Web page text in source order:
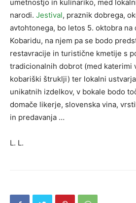
umetnostjo in kulinariko, med
narodi. Jestival, praznik dobrega,
avtohtonega, bo letos 5. oktobra
Kobaridu, na njem pa se bodo
restavracije in turistične kmetije s
tradicionalnih dobrot (med katerimi
kobariški štruklji) ter lokalni
unikatnih izdelkov, v bokale bodo
domače likerje, slovenska vina,
in predavanja …
L. L.